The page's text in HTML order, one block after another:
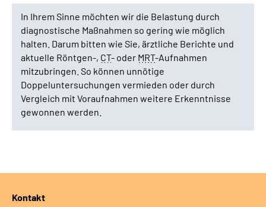
In Ihrem Sinne möchten wir die Belastung durch
diagnostische Maßnahmen so gering wie möglich
halten. Darum bitten wie Sie, ärztliche Berichte und
aktuelle Röntgen-, CT- oder MRT-Aufnahmen
mitzubringen. So können unnötige
Doppeluntersuchungen vermieden oder durch
Vergleich mit Voraufnahmen weitere Erkenntnisse
gewonnen werden.
Kontakt